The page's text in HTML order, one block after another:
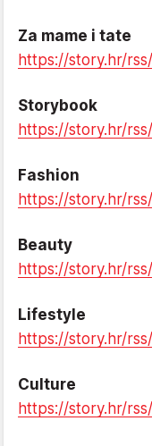
Za mame i tate
https://story.hr/
Storybook
https://story.hr/
Fashion
https://story.hr/
Beauty
https://story.hr/
Lifestyle
https://story.hr/
Culture
https://story.hr/